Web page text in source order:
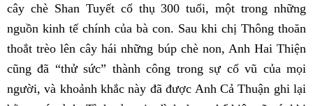
cây chè Shan Tuyết cổ thụ 300 tuổi, một trong những
nguồn kinh tế chính của bà con. Sau khi chị Thông thoăn
thoắt trèo lên cây hái những búp chè non, Anh Hai Thiện
cũng đã “thử sức” thành công trong sự cổ vũ của mọi
người, và khoảnh khắc này đã được Anh Cả Thuận ghi lại